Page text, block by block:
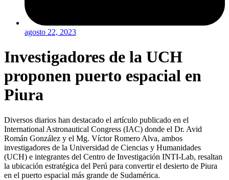
agosto 22, 2023
Investigadores de la UCH
proponen puerto espacial en
Piura
Diversos diarios han destacado el artículo publicado en el
International Astronautical Congress (IAC) donde el Dr. Avid
Román González y el Mg. Víctor Romero Alva, ambos
investigadores de la Universidad de Ciencias y Humanidades
(UCH) e integrantes del Centro de Investigación INTI-Lab, resaltan
la ubicación estratégica del Perú para convertir el desierto de Piura
en el puerto espacial más grande de Sudamérica.